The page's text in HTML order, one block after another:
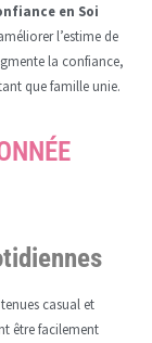
en Soi
l’estime de
la confiance,
que famille unie.
casual et
être facilement